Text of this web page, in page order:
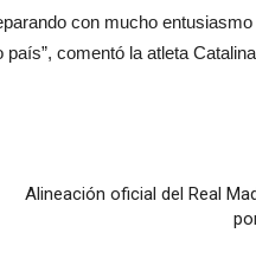
con mucho
comentó la atleta
Alineación oficial del Real